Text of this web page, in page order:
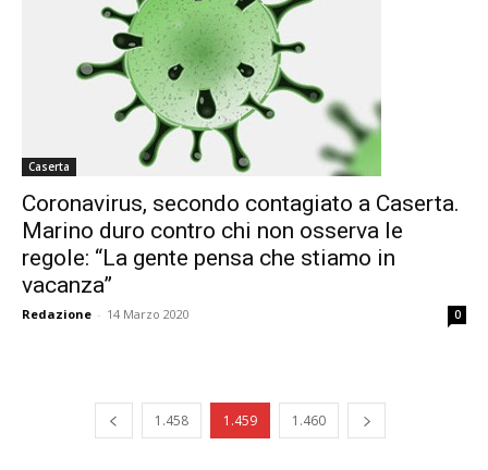
Caserta
Coronavirus, secondo contagiato a Caserta.
Marino duro contro chi non osserva le
regole: “La gente pensa che stiamo in
vacanza”
Redazione - 14 Marzo 2020 0
1.458 1.459 1.460